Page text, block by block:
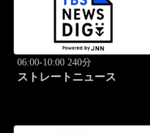
06:00-10:00 240分
ストレートニュース